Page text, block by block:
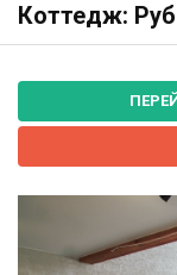
Коттедж: